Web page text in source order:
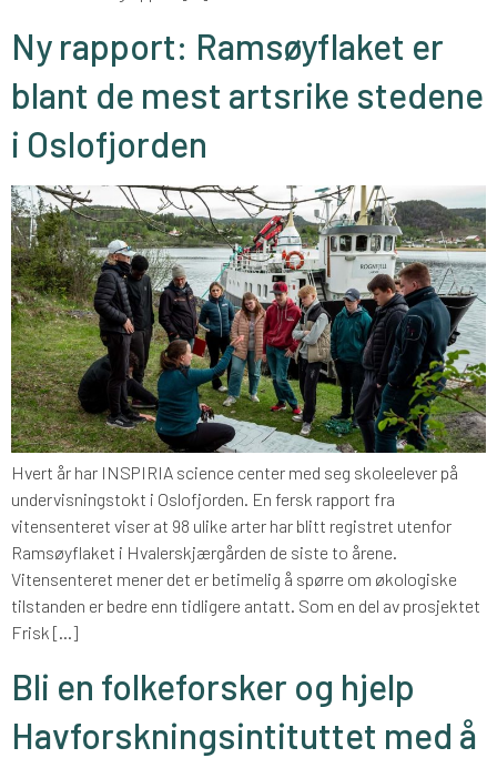
Ny rapport: Ramsøyflaket er
blant de mest artsrike stedene
i Oslofjorden
Hvert år har INSPIRIA science center med seg skoleelever på
undervisningstokt i Oslofjorden. En fersk rapport fra
vitensenteret viser at 98 ulike arter har blitt registret utenfor
Ramsøyflaket i Hvalerskjærgården de siste to årene.
Vitensenteret mener det er betimelig å spørre om økologiske
tilstanden er bedre enn tidligere antatt. Som en del av prosjektet
Frisk […]
Bli en folkeforsker og hjelp
Havforskningsintituttet med å